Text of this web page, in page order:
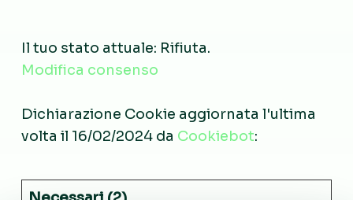
Il tuo stato attuale: Rifiuta.
Modifica consenso
Dichiarazione Cookie aggiornata l'ultima
volta il 16/02/2024 da Cookiebot: